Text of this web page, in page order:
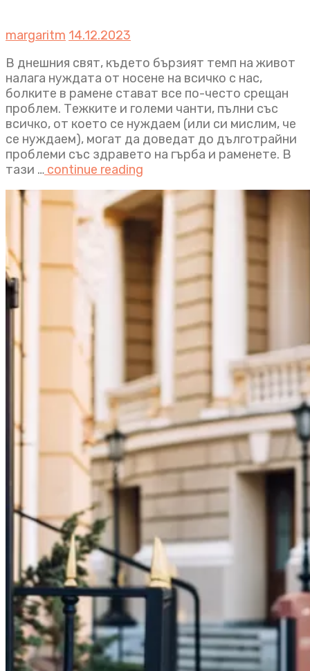
margaritm 14.12.2023
В днешния свят, където бързият темп на живот
налага нуждата от носене на всичко с нас,
болките в рамене стават все по-често срещан
проблем. Тежките и големи чанти, пълни със
всичко, от което се нуждаем (или си мислим, че
се нуждаем), могат да доведат до дълготрайни
проблеми със здравето на гърба и раменете. В
тази … continue reading